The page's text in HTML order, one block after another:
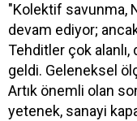
"Kolektif savunma,
devam ediyor;
Tehditler çok alanlı,
geldi. Geleneksel
Artık önemli olan
yetenek, sanayi